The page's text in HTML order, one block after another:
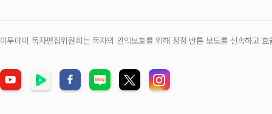
이투데이 독자편집위원회는 독자의 권익보호를 위해 정정‧반론 보도를 신속하고